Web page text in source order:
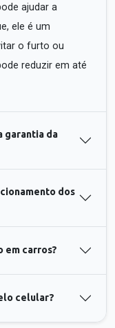
ajudar a
ele é um
o furto ou
reduzir em até
garantia da
dos
em carros?
celular?